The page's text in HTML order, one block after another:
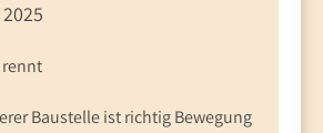
rennt
Baustelle ist richtig Bewegung